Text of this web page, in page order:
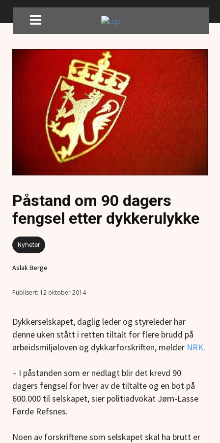
Påstand om 90 dagers
fengsel etter dykkerulykke
Nyheter
Aslak Berge
12 oktober 2014
Dykkerselskapet, daglig leder og styreleder har
denne uken stått i retten tiltalt for flere brudd på
arbeidsmiljøloven og dykkarforskriften, melder NRK.
– I påstanden som er nedlagt blir det krevd 90
dagers fengsel for hver av de tiltalte og en bot på
600.000 til selskapet, sier politiadvokat Jørn-Lasse
Førde Refsnes.
Noen av forskriftene som selskapet skal ha brutt er